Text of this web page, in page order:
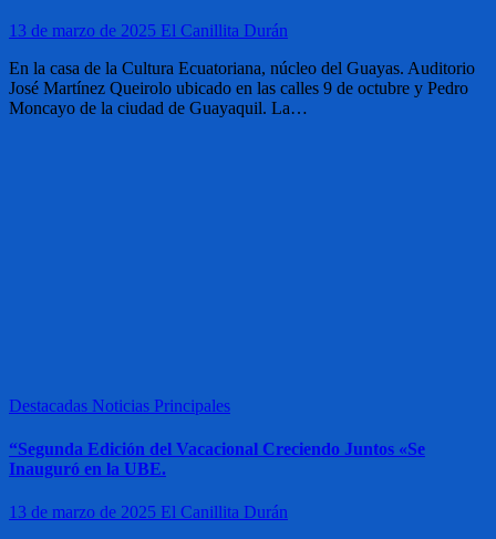
13 de marzo de 2025 El Canillita Durán
En la casa de la Cultura Ecuatoriana, núcleo del Guayas. Auditorio
José Martínez Queirolo ubicado en las calles 9 de octubre y Pedro
Moncayo de la ciudad de Guayaquil. La…
Destacadas Noticias Principales
“Segunda Edición del Vacacional Creciendo Juntos «Se
Inauguró en la UBE.
13 de marzo de 2025 El Canillita Durán